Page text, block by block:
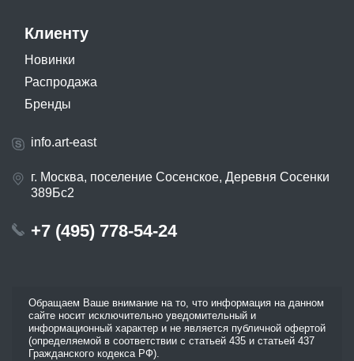
Клиенту
Новинки
Распродажа
Бренды
info.art-east
г. Москва, поселение Сосенское, Деревня Сосенки
389Бс2
+7 (495) 778-54-24
Обращаем Ваше внимание на то, что информация на данном
сайте носит исключительно уведомительный и
информационный характер и не является публичной офертой
(определяемой в соответствии с статьей 435 и статьей 437
Гражданского кодекса РФ).